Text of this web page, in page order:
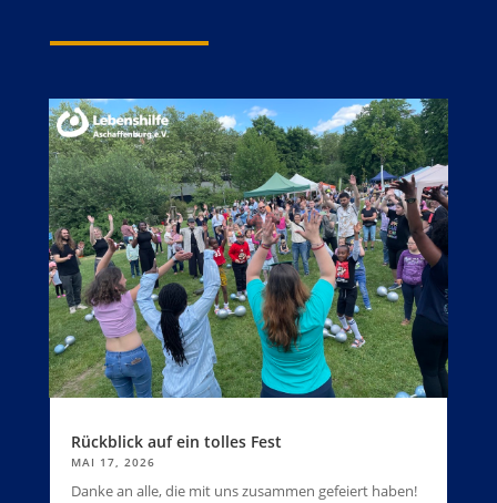
Rückblick auf ein tolles Fest
MAI 17, 2026
Danke an alle, die mit uns zusammen gefeiert haben!